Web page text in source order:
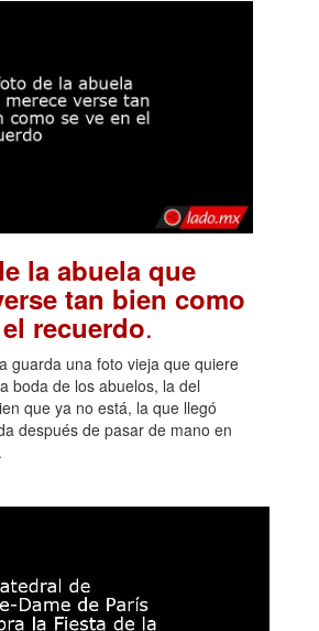
la abuela que
tan bien como
recuerdo.
guarda una foto vieja que quiere
boda de los abuelos, la del
que ya no está, la que llegó
después de pasar de mano en